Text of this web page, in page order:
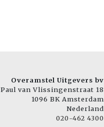
Overamstel Uitgevers bv
Paul van Vlissingenstraat 18
1096 BK Amsterdam
Nederland
020-462 4300